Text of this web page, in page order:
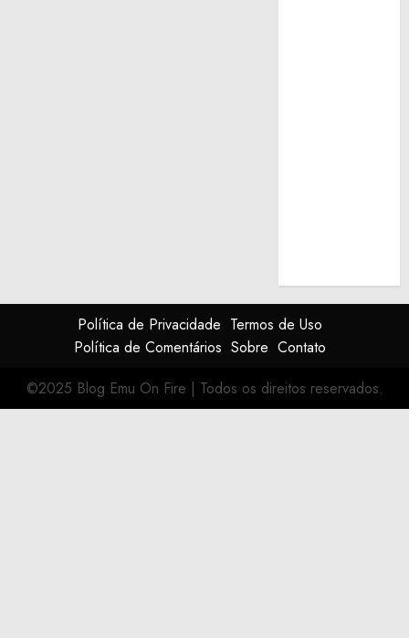
Política de Privacidade Termos de Uso
Política de Comentários Sobre Contato
©2025 Blog Emu On Fire | Todos os direitos reservados.